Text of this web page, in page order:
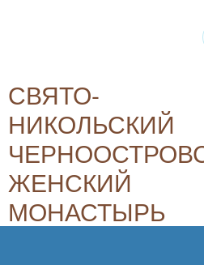
СВЯТО-
НИКОЛЬСКИЙ
ЖЕНСКИЙ
МОНАСТЫРЬ
Плод духовный, плод